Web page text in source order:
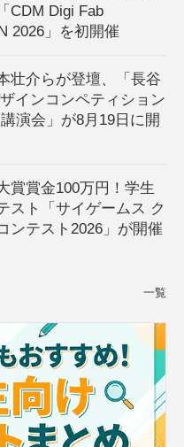
CDM Digi Fab
2026」を初開催
壮介らが登壇、「長谷
インコンペティション
演会」が8月19日に開
賞賞金100万円！学生
スト「サイゲームス ク
ンテスト2026」が開催
一覧